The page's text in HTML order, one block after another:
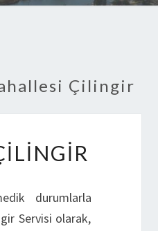
Çilingir
durumlarla
Servisi olarak,